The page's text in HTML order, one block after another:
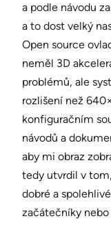
a podle návodu
a to dost velký
Open source
neměl 3D
problémů, ale
rozlišení než
konfiguračním
návodů a
aby mi obraz
tedy utvrdil v
dobré a
začátečníky nebo